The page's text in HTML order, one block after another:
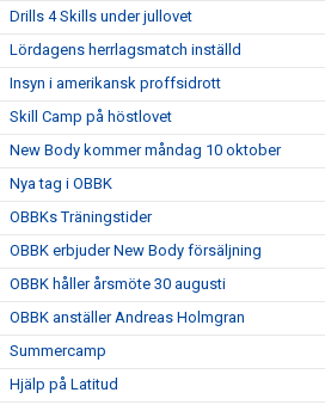
Drills 4 Skills under jullovet
Lördagens herrlagsmatch inställd
Insyn i amerikansk proffsidrott
Skill Camp på höstlovet
New Body kommer måndag 10 oktober
Nya tag i OBBK
OBBKs Träningstider
OBBK erbjuder New Body försäljning
OBBK håller årsmöte 30 augusti
OBBK anställer Andreas Holmgran
Summercamp
Hjälp på Latitud